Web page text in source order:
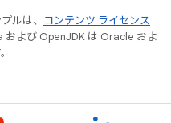
ルは、
コンテンツ ライセンス
および OpenJDK は Oracle およ